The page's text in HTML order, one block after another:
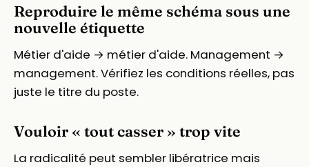
Reproduire le même schéma sous une
nouvelle étiquette
Métier d'aide → métier d'aide. Management →
management. Vérifiez les conditions réelles, pas
juste le titre du poste.
Vouloir « tout casser » trop vite
La radicalité peut sembler libératrice mais